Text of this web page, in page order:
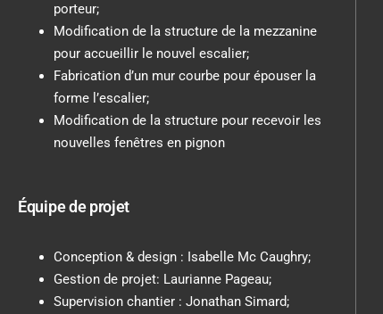
porteur;
Modification de la structure de la mezzanine
pour accueillir le nouvel escalier;
Fabrication d’un mur courbe pour épouser la
forme l’escalier;
Modification de la structure pour recevoir les
nouvelles fenêtres en pignon
Équipe de projet
Conception & design : Isabelle Mc Caughry;
Gestion de projet: Laurianne Pageau;
Supervision chantier : Jonathan Simard;